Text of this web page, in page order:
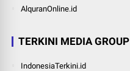
AlquranOnline.id
TERKINI MEDIA GROUP
IndonesiaTerkini.id